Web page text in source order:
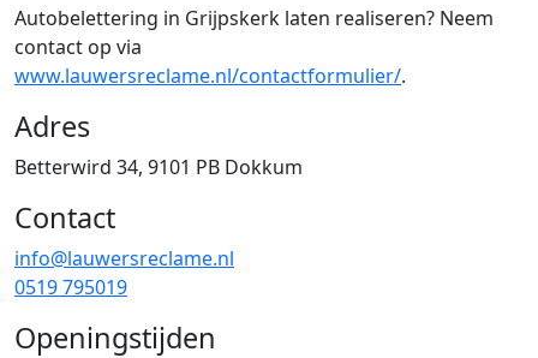
Autobelettering in Grijpskerk laten realiseren? Neem
contact op via
www.lauwersreclame.nl/contactformulier/.
Adres
Betterwird 34, 9101 PB Dokkum
Contact
info@lauwersreclame.nl
0519 795019
Openingstijden